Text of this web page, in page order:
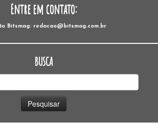
Entre em contato:
Bitsmag: redacao@bitsmag.com.br
BUSCA